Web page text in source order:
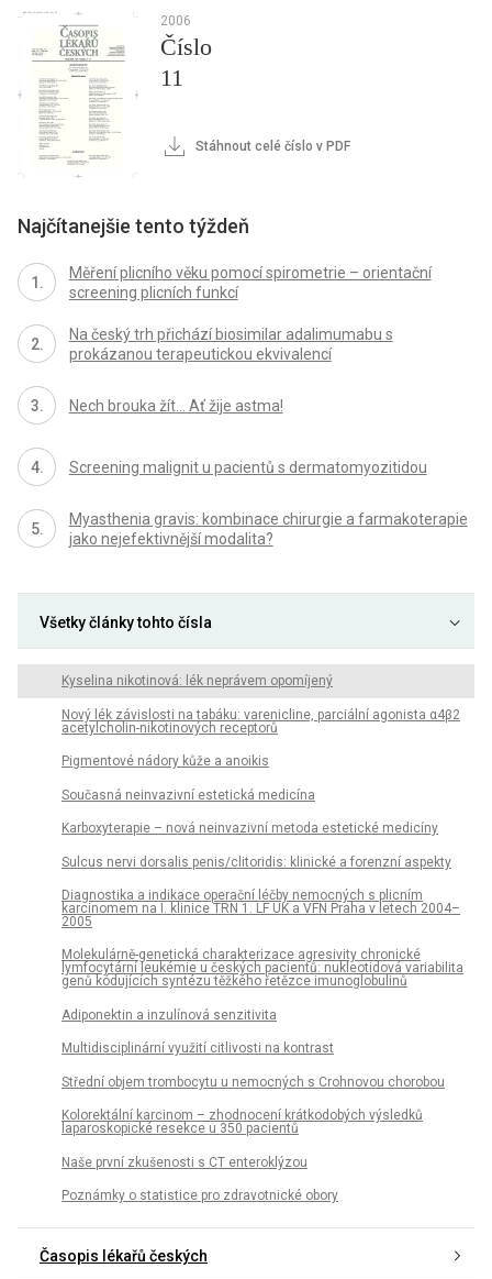
2006
Číslo
11
Stáhnout celé číslo v PDF
Najčítanejšie tento týždeň
Měření plicního věku pomocí spirometrie – orientační
screening plicních funkcí
Na český trh přichází biosimilar adalimumabu s
prokázanou terapeutickou ekvivalencí
Nech brouka žít… Ať žije astma!
Screening malignit u pacientů s dermatomyozitidou
Myasthenia gravis: kombinace chirurgie a farmakoterapie
jako nejefektivnější modalita?
Všetky články tohto čísla
Kyselina nikotinová: lék neprávem opomíjený
Nový lék závislosti na tabáku: varenicline, parciální agonista α4β2
acetylcholin-nikotinových receptorů
Pigmentové nádory kůže a anoikis
Současná neinvazivní estetická medicína
Karboxyterapie – nová neinvazivní metoda estetické medicíny
Sulcus nervi dorsalis penis/clitoridis: klinické a forenzní aspekty
Diagnostika a indikace operační léčby nemocných s plicním
karcinomem na I. klinice TRN 1. LF UK a VFN Praha v letech 2004–
2005
Molekulárně-genetická charakterizace agresivity chronické
lymfocytární leukémie u českých pacientů: nukleotidová variabilita
genů kódujících syntézu těžkého řetězce imunoglobulinů
Adiponektin a inzulínová senzitivita
Multidisciplinární využití citlivosti na kontrast
Střední objem trombocytu u nemocných s Crohnovou chorobou
Kolorektální karcinom – zhodnocení krátkodobých výsledků
laparoskopické resekce u 350 pacientů
Naše první zkušenosti s CT enteroklýzou
Poznámky o statistice pro zdravotnické obory
Časopis lékařů českých